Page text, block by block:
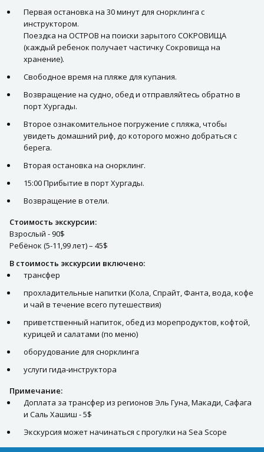
Первая остановка на 30 минут для снорклинга с
инструктором.
Поездка на ОСТРОВ на поиски зарытого СОКРОВИЩА
(каждый ребенок получает частичку Сокровища на
хранение).
Свободное время на пляже для купания.
Возвращение на судно, обед и отправляйтесь обратно в
порт Хургады.
Второе ознакомительное погружение с пляжа, чтобы
увидеть домашний риф, до которого можно добраться с
берега.
Вторая остановка на снорклинг.
15:00 Прибытие в порт Хургады.
Возвращение в отели.
Стоимость экскурсии:
Взрослый - 90$
Ребёнок (5-11,99 лет) – 45$
В стоимость экскурсии включено:
трансфер
прохладительные напитки (Кола, Спрайт, Фанта, вода, кофе
и чай в течение всего путешествия)
приветственный напиток, обед из морепродуктов, кофтой,
курицей и салатами (по меню)
оборудование для снорклинга
услуги гида-инструктора
Примечание:
Доплата за трансфер из регионов Эль Гуна, Макади, Сафага
и Саль Хашиш - 5$
Экскурсия может начинаться с прогулки на Sea Scope